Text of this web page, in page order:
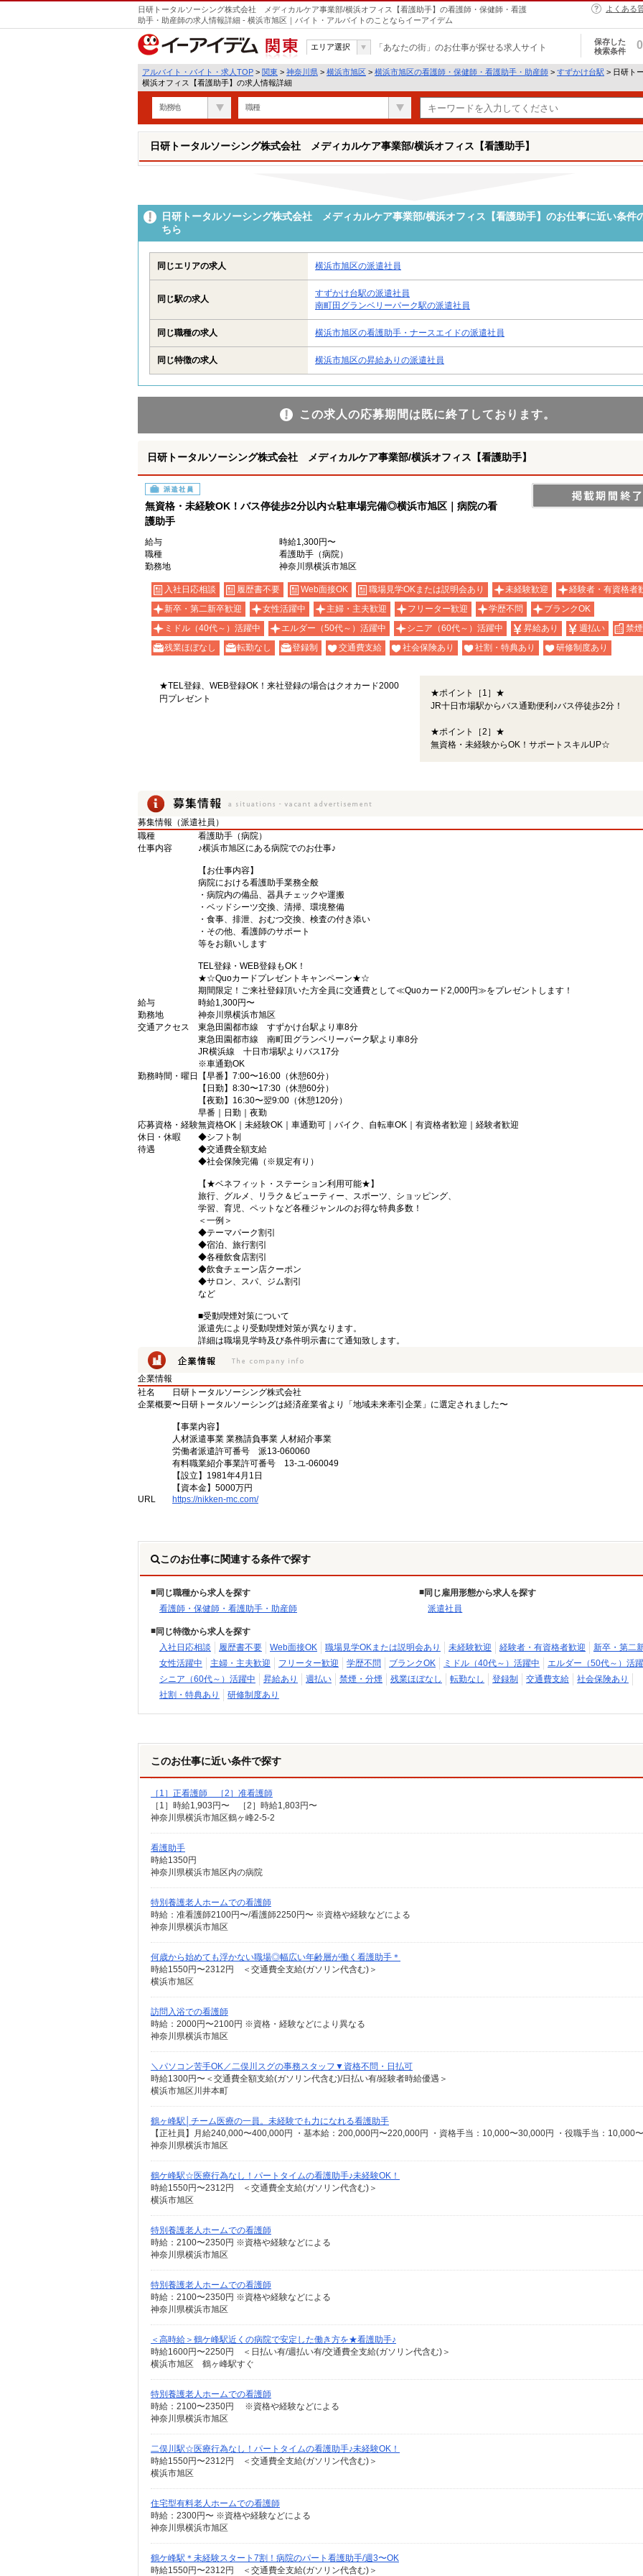
日研トータルソーシング株式会社 メディカルケア事業部/横浜オフィス【看護助手】の看護師・保健師・看護
助手・助産師の求人情報詳細 - 横浜市旭区｜バイト・アルバイトのことならイーアイデム
よくある
関東
エリア選択 「あなたの街」のお仕事が探せる求人サイト
保存した
検索条件
0
アルバイト・バイト・求人TOP > 関東 > 神奈川県 > 横浜市旭区 > 横浜市旭区の看護師・保健師・看護助手・助産師 > すずかけ台駅 > 日研ト
横浜オフィス【看護助手】の求人情報詳細
勤務地 職種
日研トータルソーシング株式会社 メディカルケア事業部/横浜オフィス【看護助手】
日研トータルソーシング株式会社 メディカルケア事業部/横浜オフィス【看護助手】のお仕事に近い条件
ちら
同じエリアの求人 横浜市旭区の派遣社員
同じ駅の求人
すずかけ台駅の派遣社員
南町田グランベリーパーク駅の派遣社員
同じ職種の求人 横浜市旭区の看護助手・ナースエイドの派遣社員
同じ特徴の求人 横浜市旭区の昇給ありの派遣社員
この求人の応募期間は既に終了しております。
日研トータルソーシング株式会社 メディカルケア事業部/横浜オフィス【看護助手】
派遣社員
無資格・未経験OK！バス停徒歩2分以内☆駐車場完備◎横浜市旭区｜病院の看
護助手
給与
時給1,300円〜
職種
看護助手（病院）
勤務地
神奈川県横浜市旭区
入社日応相談 履歴書不要 Web面接OK 職場見学OKまたは説明会あり 未経験歓迎
経験者・有資格者
新卒・第二新卒歓迎
女性活躍中 主婦・主夫歓迎 フリーター歓迎 学歴不問
ブランクOK
ミドル（40代～）活躍中
エルダー（50代～）活躍中 シニア（60代～）活躍中 昇給あり 週払い
禁
残業ほぼなし
転勤なし 登録制 交通費支給 社会保険あり 社割・特典あり 研修制度あり
★TEL登録、WEB登録OK！来社登録の場合はクオカード2000
円プレゼント
★ポイント［1］★
JR十日市場駅からバス通勤便利♪バス停徒歩2分！
★ポイント［2］★
無資格・未経験からOK！サポートスキルUP☆
募集情報（派遣社員）
職種
看護助手（病院）
仕事内容
♪横浜市旭区にある病院でのお仕事♪
【お仕事内容】
病院における看護助手業務全般
・病院内の備品、器具チェックや運搬
・ベッドシーツ交換、清掃、環境整備
・食事、排泄、おむつ交換、検査の付き添い
・その他、看護師のサポート
等をお願いします
TEL登録・WEB登録もOK！
★☆Quoカードプレゼントキャンペーン★☆
期間限定！ご来社登録頂いた方全員に交通費として≪Quoカード2,000円≫をプレゼントします！
給与
時給1,300円〜
勤務地
神奈川県横浜市旭区
交通アクセス
東急田園都市線 すずかけ台駅より車8分
東急田園都市線 南町田グランベリーパーク駅より車8分
JR横浜線 十日市場駅よりバス17分
※車通勤OK
勤務時間・曜日
【早番】7:00〜16:00（休憩60分）
【日勤】8:30〜17:30（休憩60分）
【夜勤】16:30〜翌9:00（休憩120分）
早番｜日勤｜夜勤
応募資格・経験無資格OK｜未経験OK｜車通勤可｜バイク、自転車OK｜有資格者歓迎｜経験者歓迎
休日・休暇
◆シフト制
待遇
◆交通費全額支給
◆社会保険完備（※規定有り）
【★ベネフィット・ステーション利用可能★】
旅行、グルメ、リラク＆ビューティー、スポーツ、ショッピング、
学習、育児、ペットなど各種ジャンルのお得な特典多数！
＜一例＞
◆テーマパーク割引
◆宿泊、旅行割引
◆各種飲食店割引
◆飲食チェーン店クーポン
◆サロン、スパ、ジム割引
など
■受動喫煙対策について
派遣先により受動喫煙対策が異なります。
詳細は職場見学時及び条件明示書にて通知致します。
企業情報
社名
日研トータルソーシング株式会社
企業概要〜日研トータルソーシングは経済産業省より「地域未来牽引企業」に選定されました〜
【事業内容】
人材派遣事業 業務請負事業 人材紹介事業
労働者派遣許可番号 派13-060060
有料職業紹介事業許可番号 13-ユ-060049
【設立】1981年4月1日
【資本金】5000万円
URL
https://nikken-mc.com/
このお仕事に関連する条件で探す
同じ職種から求人を探す
看護師・保健師・看護助手・助産師
同じ雇用形態から求人を探す
派遣社員
同じ特徴から求人を探す
入社日応相談
履歴書不要 Web面接OK 職場見学OKまたは説明会あり 未経験歓迎 経験者・有資格者歓迎
新卒・第二
女性活躍中
主婦・主夫歓迎 フリーター歓迎 学歴不問 ブランクOK ミドル（40代～）活躍中
エルダー（50代～）活
シニア（60代～）活躍中
昇給あり 週払い 禁煙・分煙 残業ほぼなし 転勤なし 登録制 交通費支給
社会保険あり
社割・特典あり
研修制度あり
このお仕事に近い条件で探す
［1］正看護師 ［2］准看護師
［1］時給1,903円〜 ［2］時給1,803円〜
神奈川県横浜市旭区鶴ヶ峰2-5-2
看護助手
時給1350円
神奈川県横浜市旭区内の病院
特別養護老人ホームでの看護師
時給：准看護師2100円〜/看護師2250円〜 ※資格や経験などによる
神奈川県横浜市旭区
何歳から始めても浮かない職場◎幅広い年齢層が働く看護助手＊
時給1550円〜2312円 ＜交通費全支給(ガソリン代含む)＞
横浜市旭区
訪問入浴での看護師
時給：2000円〜2100円 ※資格・経験などにより異なる
神奈川県横浜市旭区
＼パソコン苦手OK／二俣川スグの事務スタッフ▼資格不問・日払可
時給1300円〜＜交通費全額支給(ガソリン代含む)/日払い有/経験者時給優遇＞
横浜市旭区川井本町
鶴ヶ峰駅│チーム医療の一員。未経験でも力になれる看護助手
神奈川県横浜市旭区
鶴ケ峰駅☆医療行為なし！パートタイムの看護助手♪未経験OK！
時給1550円〜2312円 ＜交通費全支給(ガソリン代含む)＞
横浜市旭区
特別養護老人ホームでの看護師
時給：2100〜2350円 ※資格や経験などによる
神奈川県横浜市旭区
特別養護老人ホームでの看護師
時給：2100〜2350円 ※資格や経験などによる
神奈川県横浜市旭区
＜高時給＞鶴ケ峰駅近くの病院で安定した働き方を★看護助手♪
時給1600円〜2250円 ＜日払い有/週払い有/交通費全支給(ガソリン代含む)＞
横浜市旭区 鶴ヶ峰駅すぐ
特別養護老人ホームでの看護師
時給：2100〜2350円 ※資格や経験などによる
神奈川県横浜市旭区
二俣川駅☆医療行為なし！パートタイムの看護助手♪未経験OK！
時給1550円〜2312円 ＜交通費全支給(ガソリン代含む)＞
横浜市旭区
住宅型有料老人ホームでの看護師
時給：2300円〜 ※資格や経験などによる
神奈川県横浜市旭区
鶴ケ峰駅＊未経験スタート7割！病院のパート看護助手/週3〜OK
時給1550円〜2312円 ＜交通費全支給(ガソリン代含む)＞